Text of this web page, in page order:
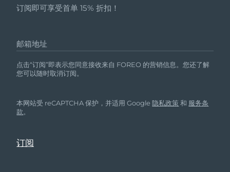
订阅即可享受首单 15% 折扣！
邮箱地址
点击“订阅”即表示您同意接收来自 FOREO 的营销信息。您还了解
您可以随时取消订阅。
本网站受 reCAPTCHA 保护，并适用 Google隐私政策 和 服务条
款。